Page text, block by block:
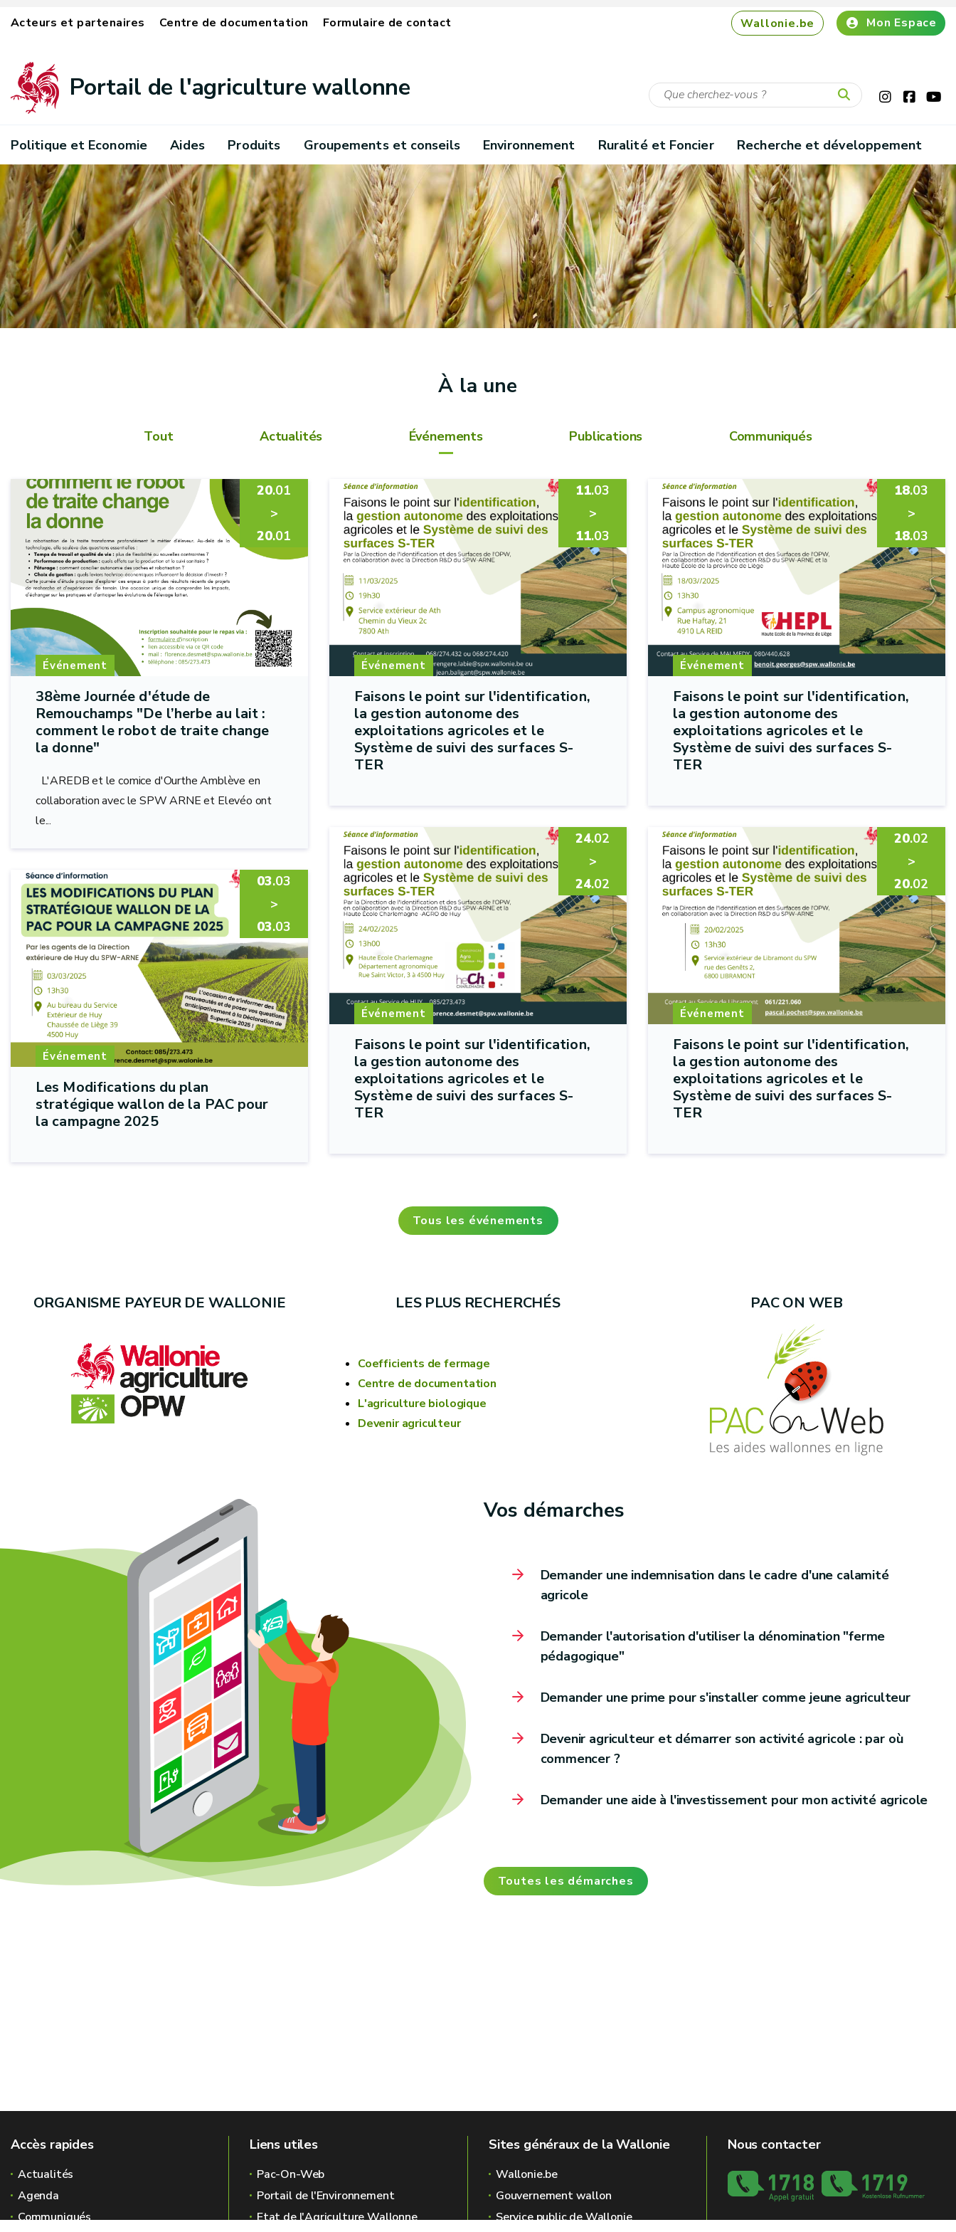
Acteurs et partenaires Centre de documentation Formulaire de contact Wallonie.be Mon Espace
Portail de l'agriculture wallonne
Politique et Economie Aides Produits Groupements et conseils Environnement Ruralité et Foncier Recherche et développement
À la une
Tout Actualités Événements Publications Communiqués
20.01
>
20.01
Événement
38ème Journée d'étude de
Remouchamps "De l’herbe au lait :
comment le robot de traite change
la donne"
L'AREDB et le comice d'Ourthe Amblève en
collaboration avec le SPW ARNE et Elevéo ont
le...
11.03
>
11.03
Événement
Faisons le point sur l'identification,
la gestion autonome des
exploitations agricoles et le
Système de suivi des surfaces S-
TER
18.03
>
18.03
Événement
Faisons le point sur l'identification,
la gestion autonome des
exploitations agricoles et le
Système de suivi des surfaces S-
TER
03.03
>
03.03
Événement
Les Modifications du plan
stratégique wallon de la PAC pour
la campagne 2025
24.02
>
24.02
Événement
Faisons le point sur l'identification,
la gestion autonome des
exploitations agricoles et le
Système de suivi des surfaces S-
TER
20.02
>
20.02
Événement
Faisons le point sur l'identification,
la gestion autonome des
exploitations agricoles et le
Système de suivi des surfaces S-
TER
Tous les événements
ORGANISME PAYEUR DE WALLONIE LES PLUS RECHERCHÉS
Coefficients de fermage
Centre de documentation
L'agriculture biologique
Devenir agriculteur
PAC ON WEB
Vos démarches
Demander une indemnisation dans le cadre d'une calamité
agricole
Demander l'autorisation d'utiliser la dénomination "ferme
pédagogique"
Demander une prime pour s'installer comme jeune agriculteur
Devenir agriculteur et démarrer son activité agricole : par où
commencer ?
Demander une aide à l'investissement pour mon activité agricole
Toutes les démarches
Accès rapides
Actualités
Agenda
Communiqués
Liens utiles
Pac-On-Web
Portail de l'Environnement
Etat de l'Agriculture Wallonne
Sites généraux de la Wallonie
Wallonie.be
Gouvernement wallon
Service public de Wallonie
Nous contacter